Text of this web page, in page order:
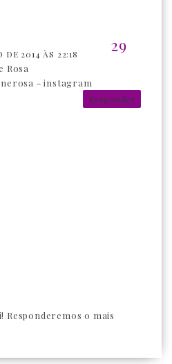
DE 2014 ÀS 22:18
Rosa
- instagram
Responder
Responderemos o mais